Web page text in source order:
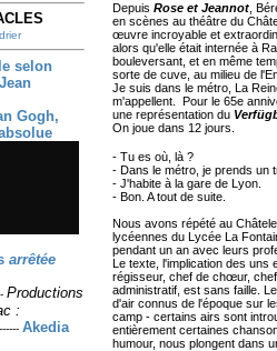
selon
Gogh,
arrêtée
Productions
:
Akedia
Depuis Rose et Jeannot,
en scènes au théâtre du
œuvre incroyable et
alors qu'elle était internée à
bouleversant, et en même
sorte de cuve, au milieu de
Je suis dans le métro, La
m'appellent. Pour le 65e
une représentation du
On joue dans 12 jours.
- Tu es où, là ?
- Dans le métro, je prends un
- J'habite à la gare de Lyon.
- Bon. A tout de suite.
Nous avons répété au
lycéennes du Lycée La
pendant un an avec leurs
Le texte, l'implication des uns
régisseur, chef de chœur,
administratif, est sans faille.
d'air connus de l'époque sur
camp - certains airs sont
entièrement certaines
humour, nous plongent dans